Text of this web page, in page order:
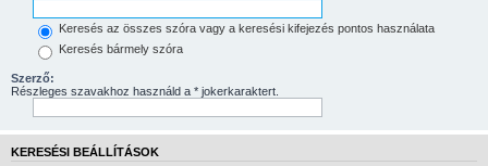
Keresés az összes szóra vagy a keresési kifejezés pontos használata
Keresés bármely szóra
Szerző:
Részleges szavakhoz használd a * jokerkaraktert.
KERESÉSI BEÁLLÍTÁSOK